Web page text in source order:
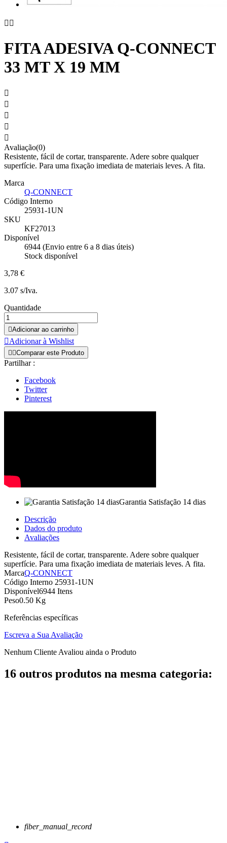
 
FITA ADESIVA Q-CONNECT
33 MT X 19 MM





Avaliação(0)
Resistente, fácil de cortar, transparente. Adere sobre qualquer
superfície. Para uma fixação imediata de materiais leves. A fita.
Marca
Q-CONNECT
Código Interno
25931-1UN
SKU
KF27013
Disponível
6944 (Envio entre 6 a 8 dias úteis)
Stock disponível
3,78 €
3.07 s/Iva.
Quantidade
Adicionar ao carrinho
Adicionar à Wishlist
 Comparar este Produto
Partilhar :
Facebook
Twitter
Pinterest
Garantia Satisfação 14 dias
Descrição
Dados do produto
Avaliações
Resistente, fácil de cortar, transparente. Adere sobre qualquer
superfície. Para uma fixação imediata de materiais leves. A fita.
MarcaQ-CONNECT
Código Interno 25931-1UN
Disponível6944 Itens
Peso0.50 Kg
Referências específicas
Escreva a Sua Avaliação
Nenhum Cliente Avaliou ainda o Produto
16 outros produtos na mesma categoria:
fiber_manual_record